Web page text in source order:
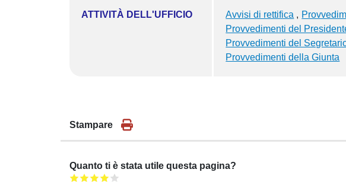
ATTIVITÀ DELL'UFFICIO Avvisi di rettifica
Provvedimenti del
Provvedimenti del
Provvedimenti della Giunta
Stampare
Quanto ti è stata utile questa pagina?